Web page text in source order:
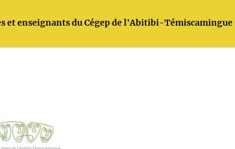
et enseignants du Cégep de l'Abitibi-Témiscamingue